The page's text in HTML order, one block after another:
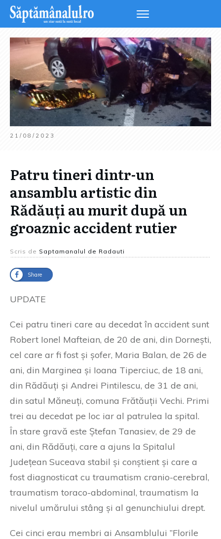
21/08/2023
Patru tineri dintr-un
ansamblu artistic din
Rădăuți au murit după un
groaznic accident rutier
Scris de Saptamanalul de Radauti
Share
UPDATE
Cei patru tineri care au decedat în accident sunt
Robert Ionel Mafteian, de 20 de ani, din Dornești,
cel care ar fi fost și șofer, Maria Balan, de 26 de
ani, din Marginea și Ioana Tiperciuc, de 18 ani,
din Rădăuți și Andrei Pintilescu, de 31 de ani,
din satul Măneuți, comuna Frătăuții Vechi. Primi
trei au decedat pe loc iar al patrulea la spital.
În stare gravă este Ștefan Tanasiev, de 29 de
ani, din Rădăuți, care a ajuns la Spitalul
Județean Suceava stabil și conștient și care a
fost diagnosticat cu traumatism cranio-cerebral,
traumatism toraco-abdominal, traumatism la
nivelul umărului stâng și al genunchiului drept.
Cei cinci erau membri ai Ansamblului ”Florile